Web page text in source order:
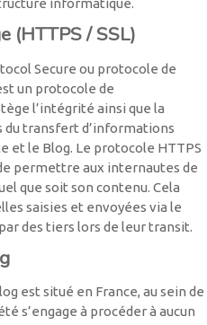
(HTTPS / SSL)
Secure ou protocole de
un protocole de
l’intégrité ainsi que la
transfert d’informations
et le Blog. Le protocole HTTPS
permettre aux internautes de
que soit son contenu. Cela
saisies et envoyées via le
des tiers lors de leur transit.
est situé en France, au sein de
s’engage à procéder à aucun